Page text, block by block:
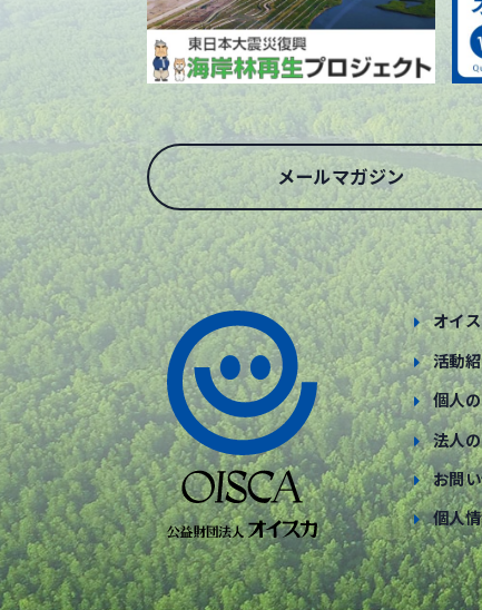
メールマガジン
オイ
活動
個人
法人
お問
個人